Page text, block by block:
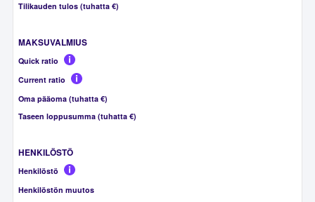
Tilikauden tulos (tuhatta €)
MAKSUVALMIUS
Quick ratio
Current ratio
Oma pääoma (tuhatta €)
Taseen loppusumma (tuhatta €)
HENKILÖSTÖ
Henkilöstö
Henkilöstön muutos